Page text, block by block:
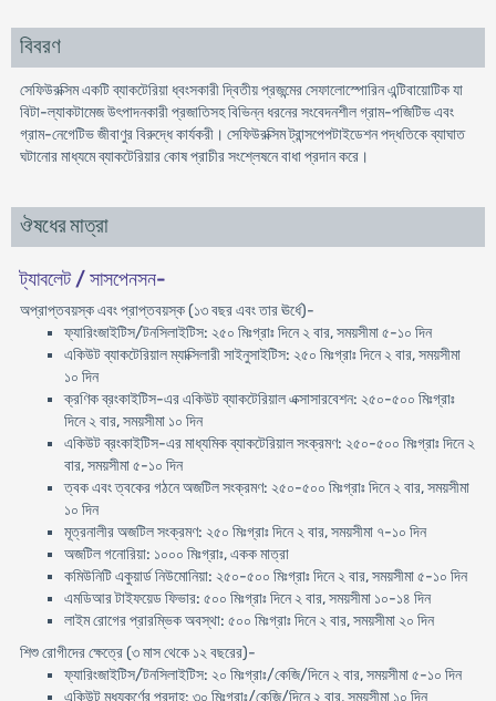
বিবরণ
সেফিউরক্সিম একটি ব্যাকটেরিয়া ধ্বংসকারী দ্বিতীয় প্রজন্মের সেফালোস্পোরিন এন্টিবায়োটিক যা
বিটা-ল্যাকটামেজ উৎপাদনকারী প্রজাতিসহ বিভিন্ন ধরনের সংবেদনশীল গ্রাম-পজিটিভ এবং
গ্রাম-নেগেটিভ জীবাণুর বিরুদ্ধে কার্যকরী। সেফিউরক্সিম ট্রান্সপেপটাইডেশন পদ্ধতিকে ব্যাঘাত
ঘটানোর মাধ্যমে ব্যাকটেরিয়ার কোষ প্রাচীর সংশ্লেষনে বাধা প্রদান করে।
ঔষধের মাত্রা
ট্যাবলেট / সাসপেনসন-
অপ্রাপ্তবয়স্ক এবং প্রাপ্তবয়স্ক (১৩ বছর এবং তার ঊর্ধে)-
ফ্যারিংজাইটিস/টনসিলাইটিস: ২৫০ মিঃগ্রাঃ দিনে ২ বার, সময়সীমা ৫-১০ দিন
একিউট ব্যাকটেরিয়াল ম্যাক্সিলারী সাইনুসাইটিস: ২৫০ মিঃগ্রাঃ দিনে ২ বার, সময়সীমা
১০ দিন
ক্রণিক ব্রংকাইটিস-এর একিউট ব্যাকটেরিয়াল এক্সাসারবেশন: ২৫০-৫০০ মিঃগ্রাঃ
দিনে ২ বার, সময়সীমা ১০ দিন
একিউট ব্রংকাইটিস-এর মাধ্যমিক ব্যাকটেরিয়াল সংক্রমণ: ২৫০-৫০০ মিঃগ্রাঃ দিনে ২
বার, সময়সীমা ৫-১০ দিন
ত্বক এবং ত্বকের গঠনে অজটিল সংক্রমণ: ২৫০-৫০০ মিঃগ্রাঃ দিনে ২ বার, সময়সীমা
১০ দিন
মূত্রনালীর অজটিল সংক্রমণ: ২৫০ মিঃগ্রাঃ দিনে ২ বার, সময়সীমা ৭-১০ দিন
অজটিল গনোরিয়া: ১০০০ মিঃগ্রাঃ, একক মাত্রা
কমিউনিটি একুয়ার্ড নিউমোনিয়া: ২৫০-৫০০ মিঃগ্রাঃ দিনে ২ বার, সময়সীমা ৫-১০ দিন
এমডিআর টাইফয়েড ফিভার: ৫০০ মিঃগ্রাঃ দিনে ২ বার, সময়সীমা ১০-১৪ দিন
লাইম রোগের প্রারম্ভিক অবস্থা: ৫০০ মিঃগ্রাঃ দিনে ২ বার, সময়সীমা ২০ দিন
শিশু রোগীদের ক্ষেত্রে (৩ মাস থেকে ১২ বছরের)-
ফ্যারিংজাইটিস/টনসিলাইটিস: ২০ মিঃগ্রাঃ/কেজি/দিনে ২ বার, সময়সীমা ৫-১০ দিন
একিউট মধ্যকর্ণের প্রদাহ: ৩০ মিঃগ্রাঃ/কেজি/দিনে ২ বার, সময়সীমা ১০ দিন